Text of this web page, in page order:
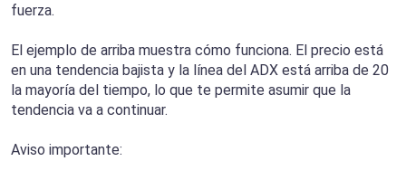
fuerza.
El ejemplo de arriba muestra cómo funciona. El precio está
en una tendencia bajista y la línea del ADX está arriba de 20
la mayoría del tiempo, lo que te permite asumir que la
tendencia va a continuar.
Aviso importante: